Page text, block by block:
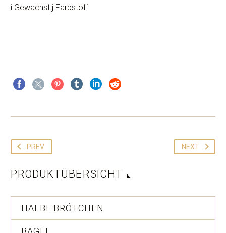
i.Gewachst j.Farbstoff
PREV NEXT
PRODUKTÜBERSICHT
HALBE BRÖTCHEN